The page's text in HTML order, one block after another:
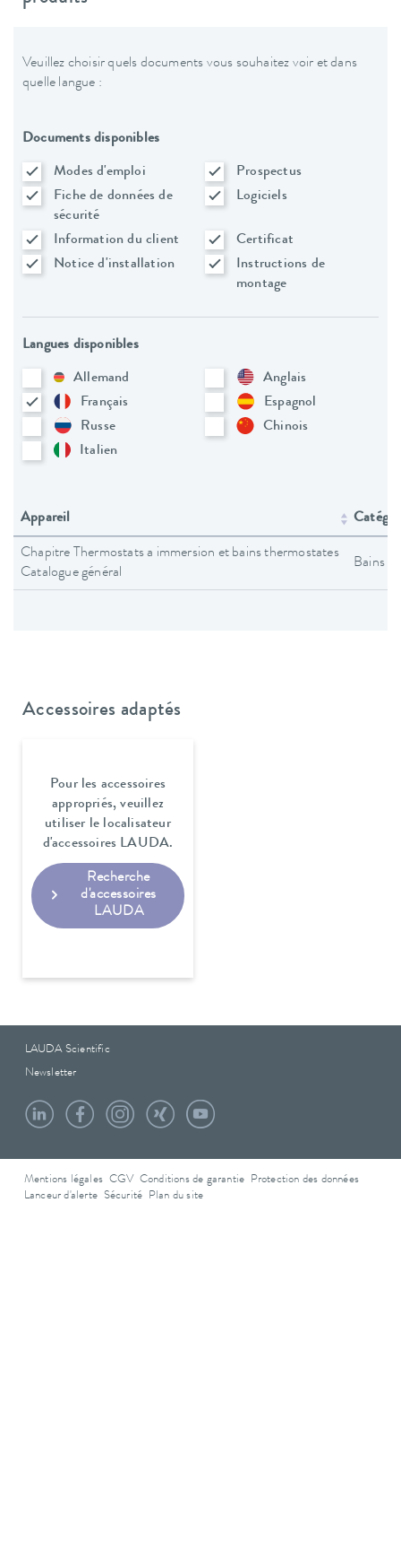
Veuillez choisir quels documents vous souhaitez voir et dans
quelle langue :
Documents disponibles
Modes d'emploi
Prospectus
Fiche de données de
sécurité
Logiciels
Information du client
Certificat
Notice d'installation
Instructions de
montage
Langues disponibles
Allemand
Anglais
Français
Espagnol
Russe
Chinois
Italien
Appareil
Chapitre Thermostats a immersion et bains thermostates
Catalogue général
Bains
Accessoires adaptés
Pour les accessoires
appropriés, veuillez
utiliser le localisateur
d'accessoires LAUDA.
Recherche
d'accessoires
LAUDA
LAUDA Scientific
Newsletter
Mentions légales CGV Conditions de garantie
Protection des données
Lanceur d'alerte Sécurité Plan du site